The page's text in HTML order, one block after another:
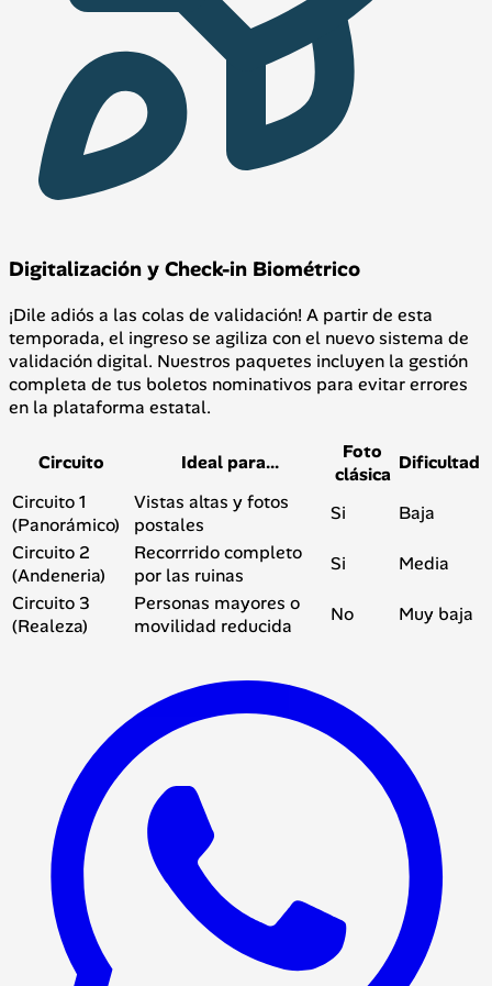
Digitalización y Check-in Biométrico
¡Dile adiós a las colas de validación! A partir de esta
temporada, el ingreso se agiliza con el nuevo sistema de
validación digital. Nuestros paquetes incluyen la gestión
completa de tus boletos nominativos para evitar errores
en la plataforma estatal.
Circuito Ideal para...
Foto
clásica
Dificultad
Circuito 1
(Panorámico)
Vistas altas y fotos
postales
Si
Baja
Circuito 2
(Andeneria)
Recorrrido completo
por las ruinas
Si
Media
Circuito 3
(Realeza)
Personas mayores o
movilidad reducida
No Muy baja